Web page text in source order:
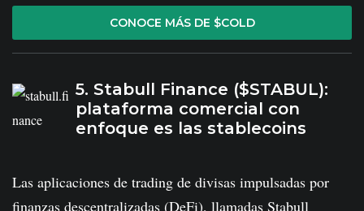
CONOCE MÁS DE $COLD
5. Stabull Finance ($STABUL):
plataforma comercial con
enfoque es las stablecoins
Las aplicaciones de trading de divisas impulsadas por
finanzas descentralizadas (DeFi), llamadas Stabull